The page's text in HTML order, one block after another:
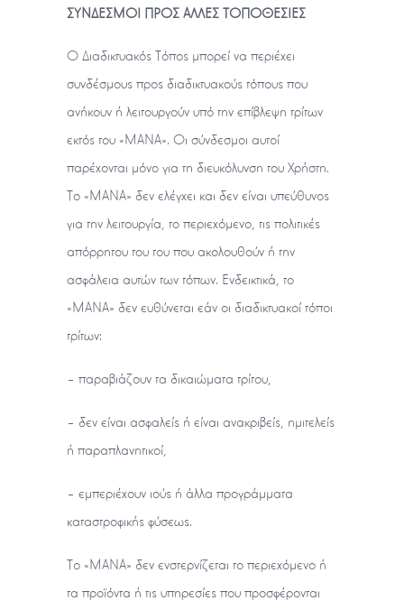
ΣΥΝΔΕΣΜΟΙ ΠΡΟΣ ΑΛΛΕΣ ΤΟΠΟΘΕΣΙΕΣ
Ο Διαδικτυακός Τόπος μπορεί να περιέχει
συνδέσμους προς διαδικτυακούς τόπους που
ανήκουν ή λειτουργούν υπό την επίβλεψη τρίτων
εκτός του «ΜΑΝΑ». Οι σύνδεσμοι αυτοί
παρέχονται μόνο για τη διευκόλυνση του Χρήστη.
Το «ΜΑΝΑ» δεν ελέγχει και δεν είναι υπεύθυνος
για την λειτουργία, το περιεχόμενo, τις πολιτικές
απόρρητου του του που ακολουθούν ή την
ασφάλεια αυτών των τόπων. Ενδεικτικά, το
«ΜΑΝΑ» δεν ευθύνεται εάν οι διαδικτυακοί τόποι
τρίτων:
– παραβιάζουν τα δικαιώματα τρίτου,
– δεν είναι ασφαλείς ή είναι ανακριβείς, ημιτελείς
ή παραπλανητικοί,
– εμπεριέχουν ιούς ή άλλα προγράμματα
καταστροφικής φύσεως.
Το «ΜΑΝΑ» δεν ενστερνίζεται το περιεχόμενο ή
τα προϊόντα ή τις υπηρεσίες που προσφέρονται